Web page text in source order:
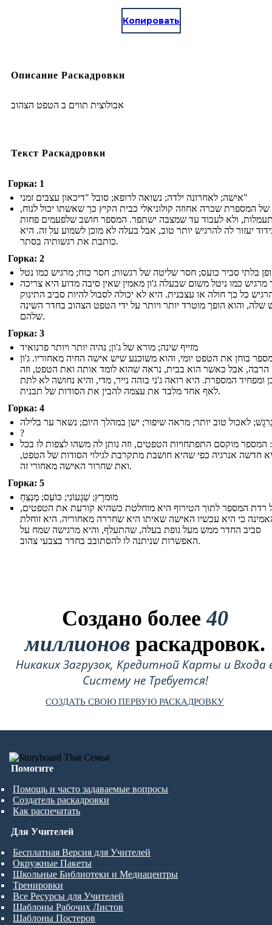
Копировать
Описание Раскадровки
אבולוצית תווים ב הטפט הצהוב
Текст Раскадровки
Горка: 1
אישה; לאחרונה ילדה; נשואה לרופא; סובל "דיכאון עצבים זמני"
המספרת שכרה אחוזה קולוניאלי כבית הקיץ כך שאשתו יכול לנוח,
ולא לעבוד עד שמצבה ישתפר. המספר חושב שלפעמים פחות
יעזור לה להרגיש יותר טוב, אבל בעלה לא מוכן לשמוע על זה. היא
כותבת את רגשותיה בסתר.
Горка: 2
בלתי סביר כועס; חסר שליטה של ​​רגשות; חסר כוח; מרגיש כמו נטל
כמו ניטל משום שבעלה ג'ון מאמין שאין סיבה מדוע היא צריכה
כל כך חולה או עצבנית. היא לא יכולה לסבול להיות סביב התינוק
שלה, והוא הופך מוטרד יותר ויותר על ידי הטפט הצהוב בחדר השינה
שלהם.
Горка: 3
מזייף שינה; מורא של ג'ון; נהיה יותר ויותר פרנואיד
בוחן את הטפט יומי, והוא משוכנע שיש אישה החיה מאחוריו. ג'ון
הרבה, אבל כאשר הוא בבית, נראה שהוא לומד אותה ואת הטפט, וזה
ומפחיד המספרת. היא רואה ג'ני בוהה נייר, מדי, והיא נחושה לא לתת
לאף אחד מלבד את עצמה להבין את הסודות של תבנית.
Горка: 4
לאכול טוב יותר; מראה שיפור; ישן במהלך היום; נשאר ער בלילה
?
המספר מוקסם התפתחויות הטפטים, וזה נותן לה משהו לצפות לו בכל
חדשה אנרגיה כפי שהיא חושבת מתקרבת לגילוי הסודות של הטפט,
ואת שחרור האישה מאחורי זה.
Горка: 5
מוּמרָץ; שִׁגָעוֹנִי; כּוֹעֵס; מְנַצֵחַ
רדת המספר לתוך הטירוף היא מוחלטת כשהיא קורעת את הטפטים,
כי היא עכשיו האישה שאיתו היא שחררה מאחוריה. היא זוחלת
סביב החדר ממש מעל גופת בעלה, שהתעלף, והיא מרגישה שמח על
האפשרות שניתנה לו להסתובב בחדר בצבעי צהוב.
Создано более40
миллионов раскадровок.
Никаких Загрузок, Кредитной Карты и Входа
Систему не Требуется!
СОЗДАТЬ СВОЮ ПЕРВУЮ РАСКАДРОВКУ
Помогите
Помощь и часто задаваемые вопросы
Создатель раскадровки
Как распечатать
Для Учителей
Бесплатная Версия для Учителей
Окружные Пакеты
Школьные Библиотеки и Медиацентры
Тренировки
Все Ресурсы для Учителей
Шаблоны Рабочих Листов
Шаблоны Постеров